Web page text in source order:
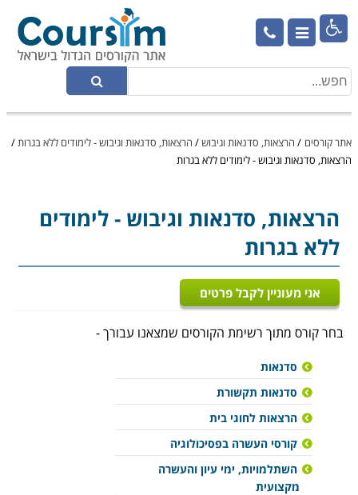

אתר קורסים / הרצאות, סדנאות וגיבוש/ הרצאות, סדנאות וגיבוש - לימודים ללא בגרות/
הרצאות, סדנאות וגיבוש - לימודים ללא בגרות
הרצאות, סדנאות וגיבוש - לימודים
ללא בגרות
אני מעוניין לקבל פרטים
בחר קורס מתוך רשימת הקורסים שמצאנו עבורך -
סדנאות
סדנאות תקשורת
הרצאות לחוגי בית
קורסי העשרה בפסיכולוגיה
השתלמויות, ימי עיון והעשרה
מקצועית